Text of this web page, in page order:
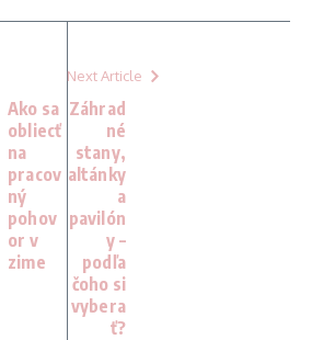
Ako sa
obliecť
na
pracov
ný
pohov
or v
zime
Next Article
Záhrad
né
stany,
altánky
a
pavilón
y –
podľa
čoho si
vybera
ť?